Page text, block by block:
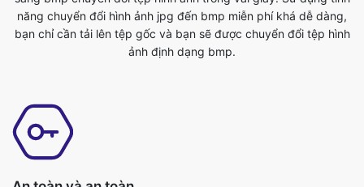
An toàn và an toàn
Đây là công cụ chuyển đổi jpg đến bmp thân thiện với người
dùng. Không có kiến thức bổ sung cần thiết cho công cụ này,
bạn có thể dễ dàng sử dụng công cụ này bất cứ nơi nào bất cứ